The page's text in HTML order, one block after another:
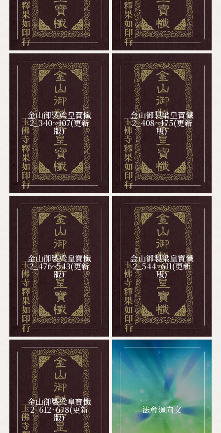
金山御製梁皇寶懺
2_340~407(更新
版)
金山御製梁皇寶懺
2_408~475(更新
版)
金山御製梁皇寶懺
2_476~543(更新
版)
金山御製梁皇寶懺
2_544~611(更新
版)
金山御製梁皇寶懺
2_612~678(更新
版)
法會迴向文